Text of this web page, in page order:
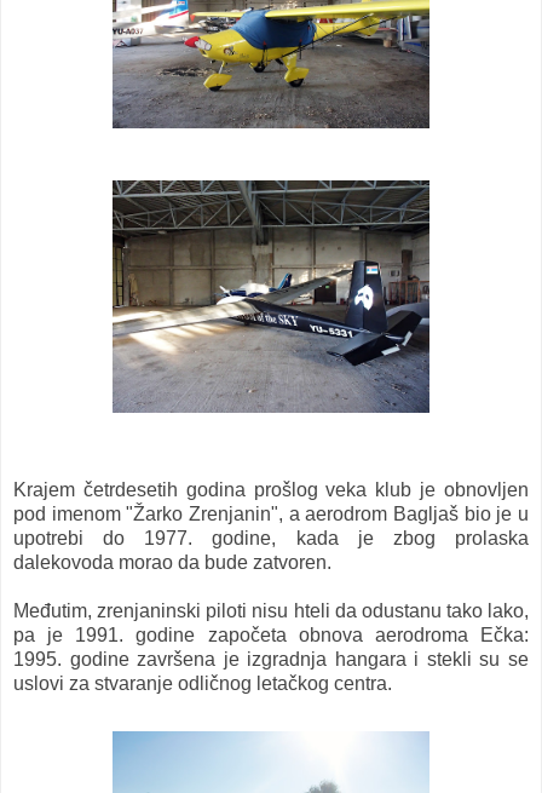
Krajem četrdesetih godina prošlog veka klub je obnovljen
pod imenom "Žarko Zrenjanin", a aerodrom Bagljaš bio je u
upotrebi do 1977. godine, kada je zbog prolaska
dalekovoda morao da bude zatvoren.
Međutim, zrenjaninski piloti nisu hteli da odustanu tako lako,
pa je 1991. godine započeta obnova aerodroma Ečka:
1995. godine završena je izgradnja hangara i stekli su se
uslovi za stvaranje odličnog letačkog centra.